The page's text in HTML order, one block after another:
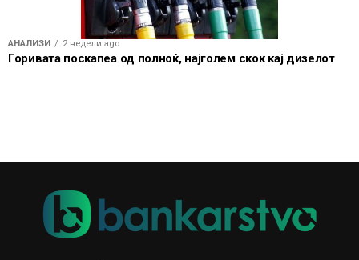
АНАЛИЗИ 2 недели ago
Горивата поскапеа од полноќ, најголем скок кај дизелот